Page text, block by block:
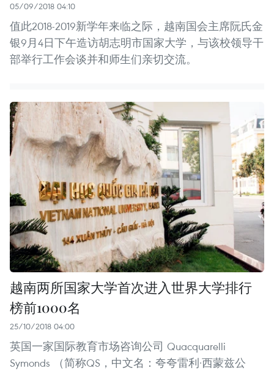
05/09/2018 04:10
值此2018-2019新学年来临之际，越南国会主席阮氏金
银9月4日下午造访胡志明市国家大学，与该校领导干
部举行工作会谈并和师生们亲切交流。
越南两所国家大学首次进入世界大学排行
榜前1000名
25/10/2018 04:00
英国一家国际教育市场咨询公司 Quacquarelli
Symonds （简称QS，中文名：夸夸雷利·西蒙兹公